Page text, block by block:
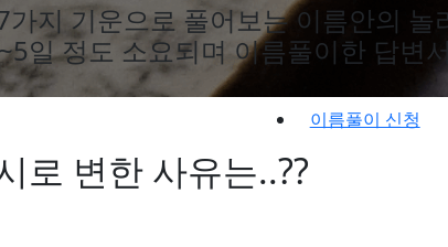
지 기운으로 풀어보는 이름안의 놀
일 정도 소요되며 이름풀이한 답변
이름풀이 신청
로 변한 사유는..??